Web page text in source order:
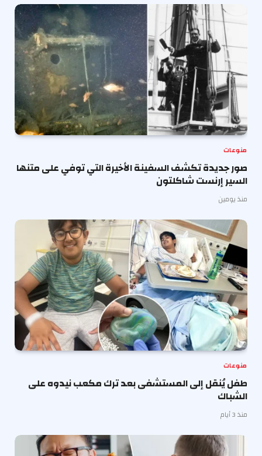
منوعات
صور جديدة تكشف السفينة الأخيرة التي توفي على متنها
السير إرنست شاكلتون
منذ يومين
منوعات
طفل يُنقل إلى المستشفى بعد ترك مكعب نيدوه على
الشباك
منذ 3 أيام